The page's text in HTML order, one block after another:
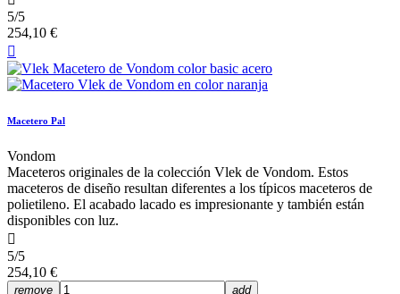
5/5
254,10 €

Macetero Pal
Vondom
Maceteros originales de la colección Vlek de Vondom. Estos
maceteros de diseño resultan diferentes a los típicos maceteros de
polietileno. El acabado lacado es impresionante y también están
disponibles con luz.

5/5
254,10 €
remove add